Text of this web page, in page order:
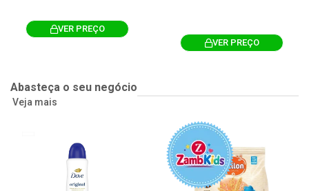
VER PREÇO
VER PREÇO
Abasteça o seu negócio
Veja mais